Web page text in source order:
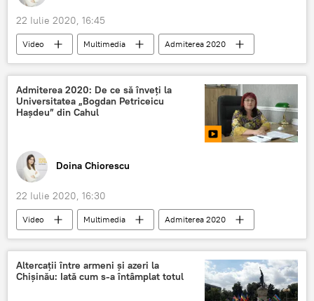
22 Iulie 2020, 16:45
Video Multimedia
Admiterea 2020
studii
ADMITEREA 2020: CE UNIVERSITATE ALEGI
Admiterea-2020: Subiecte video
Admiterea 2020: De ce să înveți la
Universitatea „Bogdan Petriceicu
Hașdeu” din Cahul
Doina Chiorescu
22 Iulie 2020, 16:30
Video Multimedia
Admiterea 2020
Cahul
Educație
Societate
Informații
ADMITEREA 2020: CE UNIVERSITATE ALEGI
Altercații între armeni și azeri la
Chișinău: Iată cum s-a întâmplat totul